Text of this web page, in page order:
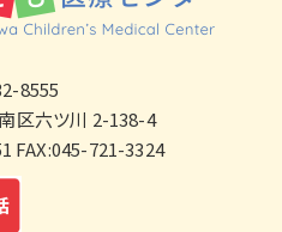
8555
区六ツ川 2-138-4
FAX:045-721-3324